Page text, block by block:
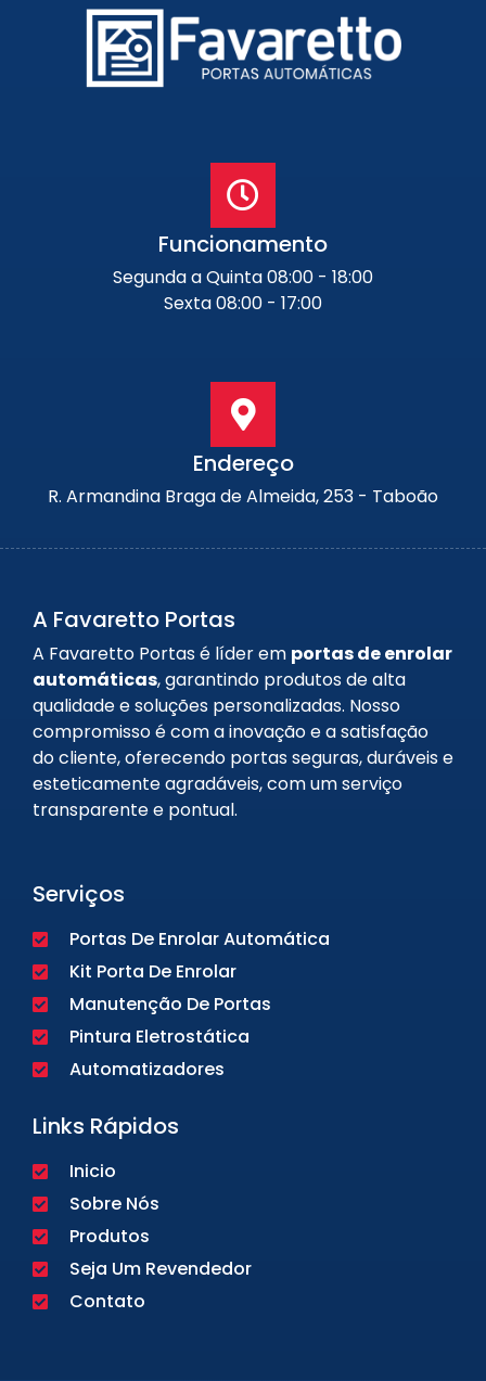
Funcionamento
Segunda a Quinta 08:00 - 18:00
Sexta 08:00 - 17:00
Endereço
R. Armandina Braga de Almeida, 253 - Taboão
A Favaretto Portas
A Favaretto Portas é líder em portas de enrolar
automáticas, garantindo produtos de alta
qualidade e soluções personalizadas. Nosso
compromisso é com a inovação e a satisfação
do cliente, oferecendo portas seguras, duráveis e
esteticamente agradáveis, com um serviço
transparente e pontual.
Serviços
Portas De Enrolar Automática
Kit Porta De Enrolar
Manutenção De Portas
Pintura Eletrostática
Automatizadores
Links Rápidos
Inicio
Sobre Nós
Produtos
Seja Um Revendedor
Contato